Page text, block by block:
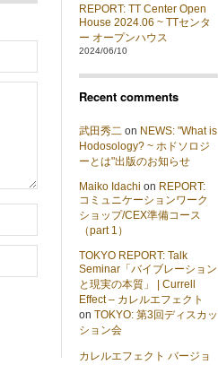
REPORT: TT Center Open
House 2024.06 ~ TTセンタ
ー オープンハウス
2024/06/10
Recent comments
武田秀二 on NEWS: "What is
Hodosology? ~ ホドソロジ
ーとは"出版のお知らせ
Maiko Idachi on REPORT:
コミュニケーションワーク
ショップ/CEX準備コース
（part 1）
TOKYO REPORT: Talk
Seminar「バイブレーション
と現実の本質」 | Currell
Effect – カレルエフェクト
on TOKYO: 第3回ディスカッ
ション会
カレルエフェクト バージョ